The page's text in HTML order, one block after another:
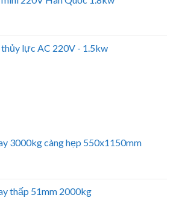
thủy lực AC 220V - 1.5kw
3000kg càng hẹp 550x1150mm
thấp 51mm 2000kg